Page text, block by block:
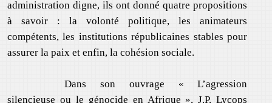
administration digne, ils ont donné quatre propositions
à savoir : la volonté politique, les animateurs
compétents, les institutions républicaines stables pour
assurer la paix et enfin, la cohésion sociale.
Dans son ouvrage « L’agression
silencieuse ou le génocide en Afrique », J.P. Lycops